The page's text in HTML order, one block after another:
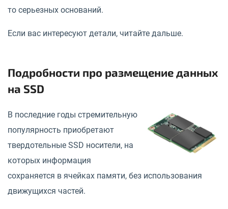
то серьезных оснований.
Если вас интересуют детали, читайте дальше.
Подробности про размещение данных
на SSD
В последние годы стремительную
популярность приобретают
твердотельные SSD носители, на
которых информация
сохраняется в ячейках памяти, без использования
движущихся частей.